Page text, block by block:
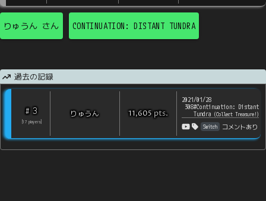
りゅうん さん CONTINUATION: DISTANT TUNDRA
過去の記録
# 3
17 players
りゅうん 11,605 pts.
2021/01/28
308#Continuation: Distant
Tundra (Collect Treasure!)
Switch
コメントあり